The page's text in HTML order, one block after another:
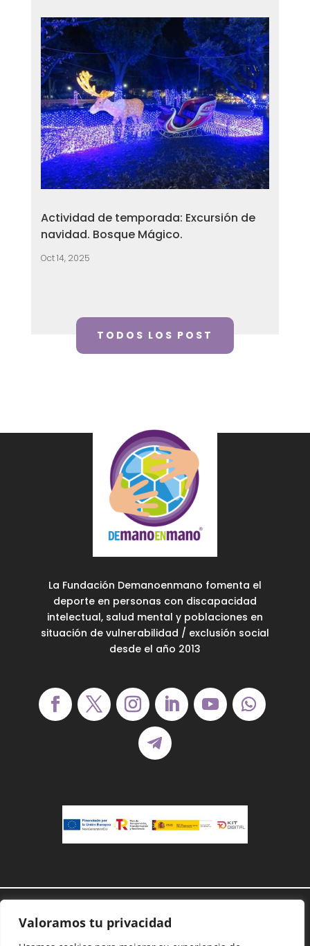
Valoramos tu privacidad
Actividad de temporada: Excursión de
navidad. Bosque Mágico.
Oct 14, 2025
TODOS LOS POST
La Fundación Demanoenmano fomenta el
deporte en personas con discapacidad
intelectual, salud mental y poblaciones en
situación de vulnerabilidad / exclusión social
desde el año 2013
reservados©